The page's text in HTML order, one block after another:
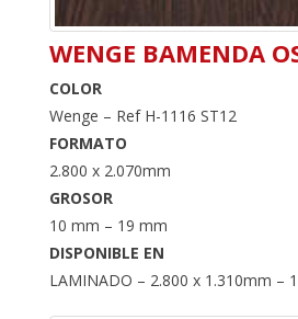
WENGE BAMENDA
COLOR
Wenge – Ref H-1116 ST12
FORMATO
2.800 x 2.070mm
GROSOR
10 mm – 19 mm
DISPONIBLE EN
LAMINADO – 2.800 x 1.310mm –